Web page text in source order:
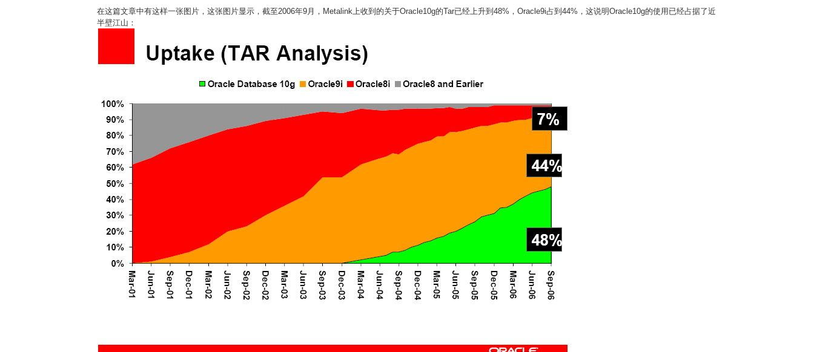
在这篇文章中有这样一张图片，这张图片显示，截至2006年9月，Metalink上收到的关于Oracle10g的Tar已经上升到48%，Oracle9i占到44%，这说明Oracle10g的使用已经占据了近
半壁江山：